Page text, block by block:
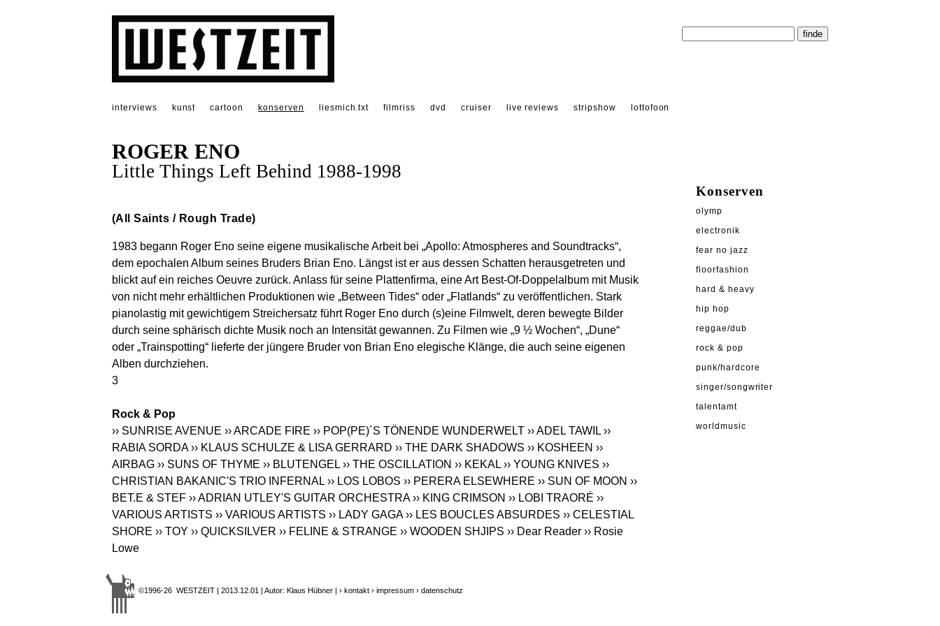
interviews kunst cartoon konserven liesmich.txt filmriss dvd cruiser live reviews stripshow lottofoon
ROGER ENO
Little Things Left Behind 1988-1998
(All Saints / Rough Trade)
1983 begann Roger Eno seine eigene musikalische Arbeit bei „Apollo: Atmospheres and Soundtracks“,
dem epochalen Album seines Bruders Brian Eno. Längst ist er aus dessen Schatten herausgetreten und
blickt auf ein reiches Oeuvre zurück. Anlass für seine Plattenfirma, eine Art Best-Of-Doppelalbum mit Musik
von nicht mehr erhältlichen Produktionen wie „Between Tides“ oder „Flatlands“ zu veröffentlichen. Stark
pianolastig mit gewichtigem Streichersatz führt Roger Eno durch (s)eine Filmwelt, deren bewegte Bilder
durch seine sphärisch dichte Musik noch an Intensität gewannen. Zu Filmen wie „9 ½ Wochen“, „Dune“
oder „Trainspotting“ lieferte der jüngere Bruder von Brian Eno elegische Klänge, die auch seine eigenen
Alben durchziehen.
3
Rock & Pop
›› SUNRISE AVENUE ›› ARCADE FIRE ›› POP(PE)´S TÖNENDE WUNDERWELT ›› ADEL TAWIL ››
RABIA SORDA ›› KLAUS SCHULZE & LISA GERRARD ›› THE DARK SHADOWS ›› KOSHEEN ››
AIRBAG ›› SUNS OF THYME ›› BLUTENGEL ›› THE OSCILLATION ›› KEKAL ›› YOUNG KNIVES ››
CHRISTIAN BAKANIC'S TRIO INFERNAL ›› LOS LOBOS ›› PERERA ELSEWHERE ›› SUN OF MOON ››
BET.E & STEF ›› ADRIAN UTLEY'S GUITAR ORCHESTRA ›› KING CRIMSON ›› LOBI TRAORÉ ››
VARIOUS ARTISTS ›› VARIOUS ARTISTS ›› LADY GAGA ›› LES BOUCLES ABSURDES ›› CELESTIAL
SHORE ›› TOY ›› QUICKSILVER ›› FELINE & STRANGE ›› WOODEN SHJIPS ›› Dear Reader ›› Rosie
Lowe
©1996-26 WESTZEIT | 2013.12.01 | Autor: Klaus Hübner | › kontakt › impressum › datenschutz
Konserven
olymp
electronik
fear no jazz
floorfashion
hard & heavy
hip hop
reggae/dub
rock & pop
punk/hardcore
singer/songwriter
talentamt
worldmusic